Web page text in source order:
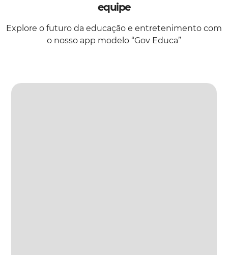
equipe
Explore o futuro da educação e entretenimento com
o nosso app modelo “Gov Educa”